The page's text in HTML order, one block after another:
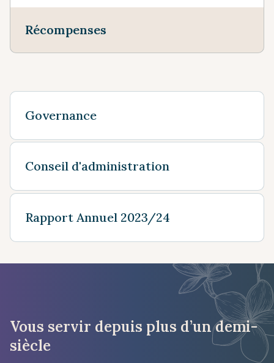
Récompenses
Governance
Conseil d'administration
Rapport Annuel 2023/24
Vous servir depuis plus d’un demi-
siècle